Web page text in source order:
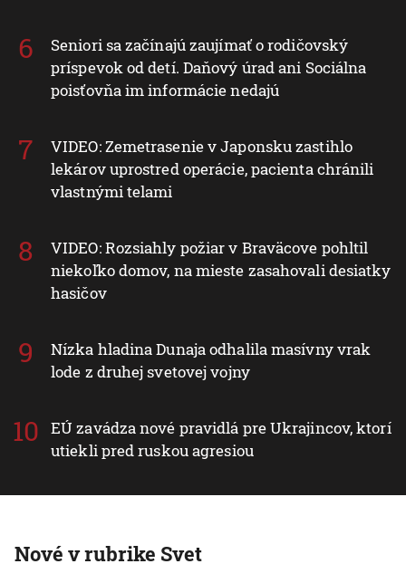
Seniori sa začínajú zaujímať o rodičovský
príspevok od detí. Daňový úrad ani Sociálna
poisťovňa im informácie nedajú
VIDEO: Zemetrasenie v Japonsku zastihlo
lekárov uprostred operácie, pacienta chránili
vlastnými telami
VIDEO: Rozsiahly požiar v Braväcove pohltil
niekoľko domov, na mieste zasahovali desiatky
hasičov
Nízka hladina Dunaja odhalila masívny vrak
lode z druhej svetovej vojny
EÚ zavádza nové pravidlá pre Ukrajincov, ktorí
utiekli pred ruskou agresiou
Nové v rubrike Svet